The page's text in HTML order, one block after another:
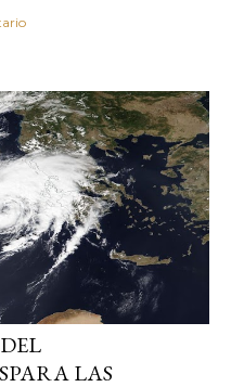
LAS